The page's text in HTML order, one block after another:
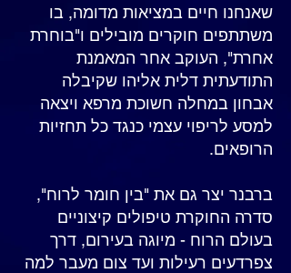
שאנחנו חיים במציאות מדומה, בו
משתתפים חוקרים מובילים ו"בוחרת
אחרת", העוקב אחר המאמנת
התודעתית דלית אליהו שקיבלה
אבחון במחלה חשוכת מרפא ויצאה
למסע לריפוי עצמי כנגד כל תחזיות
הרופאים.
ברבנר יצר גם את "בין חומר לרוח",
סדרה החוקרת טיפולים קיצוניים
בעולם הרוח - מיוגה בעירום, דרך
צפרדעים רעילות ועד צום מעבר למה